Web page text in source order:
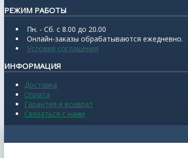
РЕЖИМ РАБОТЫ
Пн. - Сб. с 8.00 до 20.00
Онлайн-заказы обрабатываются ежедневно.
Условия соглашения
ИНФОРМАЦИЯ
Доставка
Оплата
Гарантия и возврат
Связаться с нами